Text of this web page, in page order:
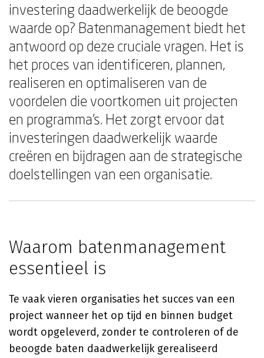
investering daadwerkelijk de beoogde
waarde op? Batenmanagement biedt het
antwoord op deze cruciale vragen. Het is
het proces van identificeren, plannen,
realiseren en optimaliseren van de
voordelen die voortkomen uit projecten
en programma's. Het zorgt ervoor dat
investeringen daadwerkelijk waarde
creëren en bijdragen aan de strategische
doelstellingen van een organisatie.
Waarom batenmanagement
essentieel is
Te vaak vieren organisaties het succes van een
project wanneer het op tijd en binnen budget
wordt opgeleverd, zonder te controleren of de
beoogde baten daadwerkelijk gerealiseerd